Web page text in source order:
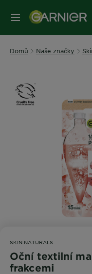
MENU
Domů Naše značky
SKIN NATURALS
Oční textilní
frakcemi